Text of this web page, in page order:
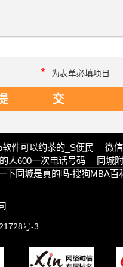
* 为表单必填项目
件可以约茶的_S便民
微
人600一次电话号码
同城
下同城是真的吗-搜狗MBA百
号-3